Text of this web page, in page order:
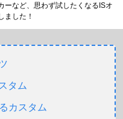
ーなど、思わず試したくなるISオ
ました！
タム
カスタム